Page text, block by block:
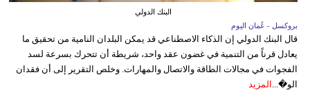
البنك الدولي
بروكسل - عُمان اليوم
قال البنك الدولي إن الذكاء الاصطناعي قد يمكن البلدان النامية من تحقيق ما
يعادل قرناً من التنمية في غضون عقد واحد، شريطة أن تتحرك بسرعة لسد
الفجوات في مجالات الطاقة والاتصال والمهارات. وخلص التقرير إلى أن فقدان
الو�... المزيد